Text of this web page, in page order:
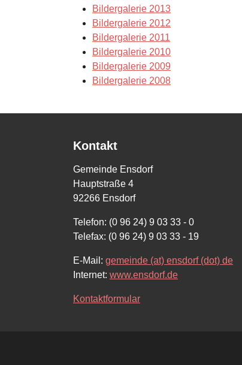
Bildergalerie 2013
Bildergalerie 2012
Bildergalerie 2011
Bildergalerie 2010
Bildergalerie 2009
Bildergalerie 2008
Kontakt
Gemeinde Ensdorf
Hauptstraße 4
92266 Ensdorf
Telefon: (0 96 24) 9 03 33 - 0
Telefax: (0 96 24) 9 03 33 - 19
E-Mail: gemeinde (at) ensdorf (dot) de
Internet: www.ensdorf.de
Kontaktformular